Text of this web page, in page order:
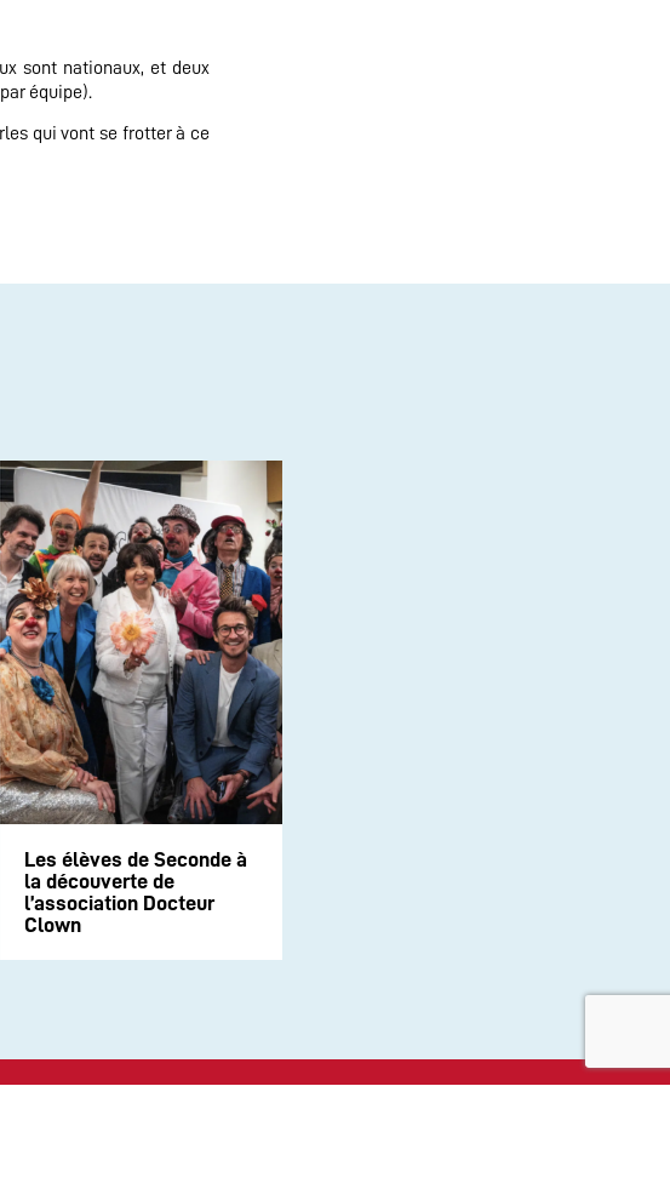
sont nationaux, et deux
équipe).
qui vont se frotter à ce
Les élèves de Seconde à
la découverte de
l’association Docteur
Clown